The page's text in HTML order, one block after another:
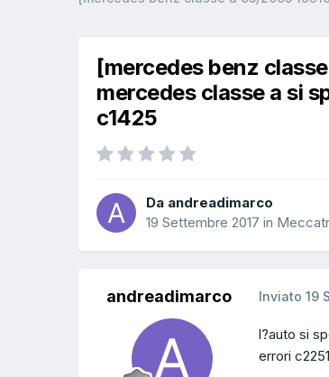
[mercedes benz
mercedes classe a si
c1425
Da andreadimarco
19 Settembre 2017 in
andreadimarco Inviato 19
l?auto si
errori